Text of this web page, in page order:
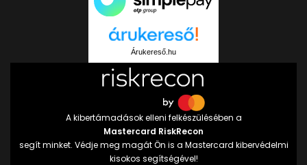
Árukereső.hu
A kibertámadások elleni felkészülésében a
Mastercard RiskRecon
segít minket. Védje meg magát Ön is a Mastercard kibervédelmi
kisokos segítségével!